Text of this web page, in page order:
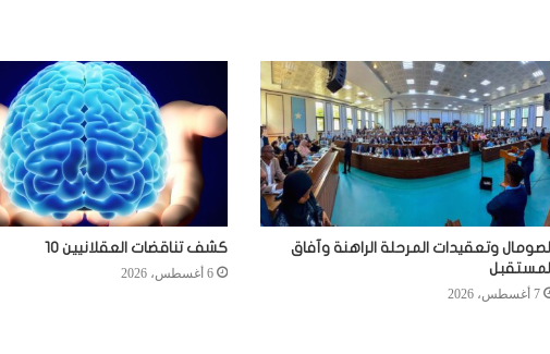
الصومال وتعقيدات المرحلة الراهنة وآفاق
المستقبل
7 أغسطس، 2026
كشف تناقضات العقلانيين 10
6 أغسطس، 2026